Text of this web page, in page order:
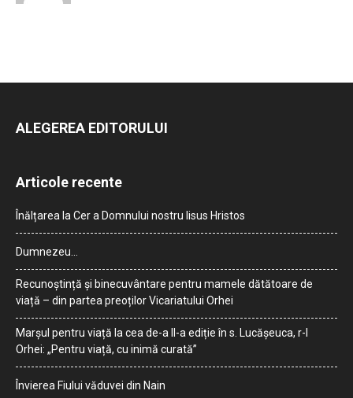
ALEGEREA EDITORULUI
Articole recente
Înălțarea la Cer a Domnului nostru Iisus Hristos
Dumnezeu…
Recunoștință și binecuvântare pentru mamele dătătoare de
viață – din partea preoților Vicariatului Orhei
Marșul pentru viață la cea de-a II-a ediție în s. Lucășeuca, r-l
Orhei: „Pentru viață, cu inimă curată”
Învierea Fiului văduvei din Nain